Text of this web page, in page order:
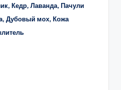
Кедр, Лаванда, Пачули
Дубовый мох, Кожа